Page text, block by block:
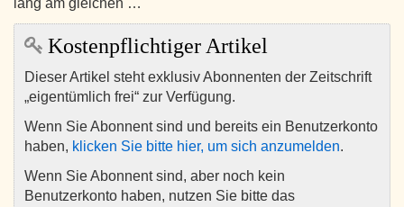
lang am gleichen …
Kostenpflichtiger Artikel
Dieser Artikel steht exklusiv Abonnenten der Zeitschrift
„eigentümlich frei“ zur Verfügung.
Wenn Sie Abonnent sind und bereits ein Benutzerkonto
haben, klicken Sie bitte hier, um sich anzumelden.
Wenn Sie Abonnent sind, aber noch kein
Benutzerkonto haben, nutzen Sie bitte das